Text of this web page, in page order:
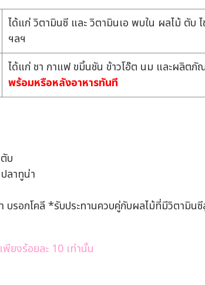
ได้แก่ วิตามินซี และ วิตามินเอ พบใน ผลไม้ ตับ
ฯลฯ
ได้แก่ ชา กาแฟ ขมิ้นชัน ข้าวโอ๊ต นม และผลิตภั
พร้อมหรือหลังอาหารทันที
บ
ลาทูน่า
บรอกโคลี *รับประทานควบคู่กับผลไม้ที่มีวิตามินซี
ยงร้อยละ 10 เท่านั้น